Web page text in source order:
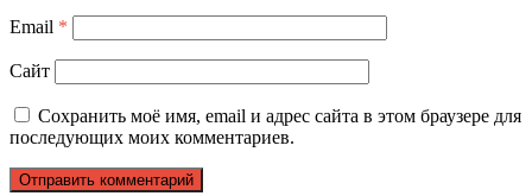
Email *
Сайт
Сохранить моё имя, email и адрес сайта в этом браузере для
последующих моих комментариев.